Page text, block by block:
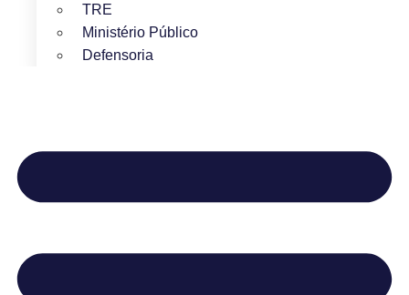
TRE
Ministério Público
Defensoria